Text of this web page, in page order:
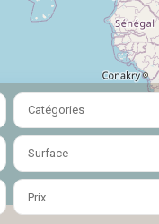
Catégories
Surface
Prix